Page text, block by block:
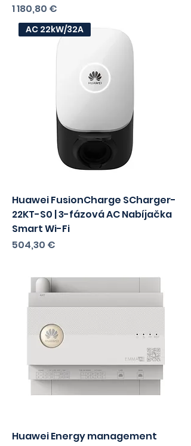
Cena
1 180,80 €
AC 22kW/32A
Huawei FusionCharge SCharger-
22KT-S0 | 3-fázová AC Nabíjačka
Smart Wi-Fi
Cena
504,30 €
Huawei Energy management